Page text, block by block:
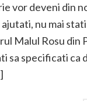
vor deveni din
nu mai
Malul Rosu din
sa specificati ca